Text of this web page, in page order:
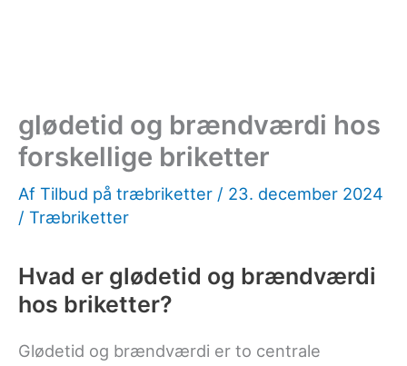
glødetid og brændværdi hos
forskellige briketter
Af Tilbud på træbriketter / 23. december 2024
/ Træbriketter
Hvad er glødetid og brændværdi
hos briketter?
Glødetid og brændværdi er to centrale